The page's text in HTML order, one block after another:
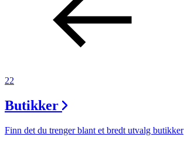
Merker
Inspirasjon
Åpningstider
22
Butikker
Finn det du trenger blant et bredt utvalg butikker